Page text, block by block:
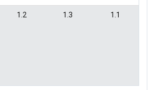
1.2 1.3 1.1